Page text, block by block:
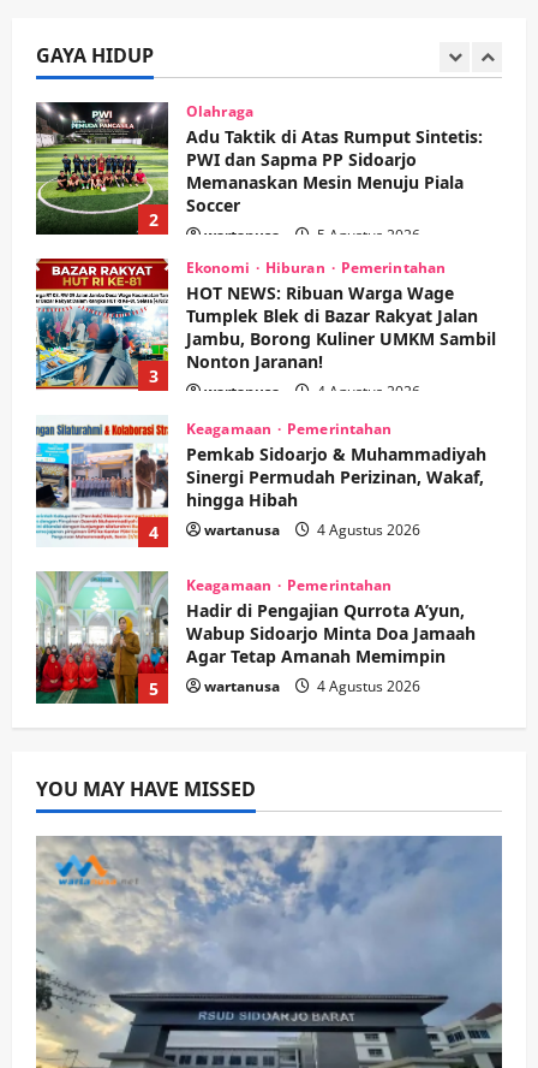
GAYA HIDUP
Memanaskan Mesin Menuju Piala
Soccer
wartanusa
Ekonomi Hiburan Pemerintahan
HOT NEWS: Ribuan Warga Wage
Tumplek Blek di Bazar Rakyat Jalan
Jambu, Borong Kuliner UMKM Sambil
Nonton Jaranan!
wartanusa 4 Agustus 2026
Keagamaan Pemerintahan
Pemkab Sidoarjo & Muhammadiyah
Sinergi Permudah Perizinan, Wakaf,
hingga Hibah
Keagamaan Pemerintahan
Hadir di Pengajian Qurrota A’yun,
Wabup Sidoarjo Minta Doa Jamaah
Agar Tetap Amanah Memimpin
Kesehatan Pembangunan
Pemerintahan
PANAS! Kalah Tender Proyek RSUD
Sibar Rp 9,9 M, Beranikah CV Tiga
Anugerah Utama Pertaruhkan
Jaminan Rp 100 Juta?
2
Adu Taktik di Atas Rumput Sintetis:
PWI dan Sapma PP Sidoarjo
Memanaskan Mesin Menuju Piala
Soccer
wartanusa 5 Agustus 2026
3
Ekonomi Hiburan Pemerintahan
HOT NEWS: Ribuan Warga Wage
Tumplek Blek di Bazar Rakyat Jalan
Jambu, Borong Kuliner UMKM Sambil
Nonton Jaranan!
wartanusa 4 Agustus 2026
YOU MAY HAVE MISSED